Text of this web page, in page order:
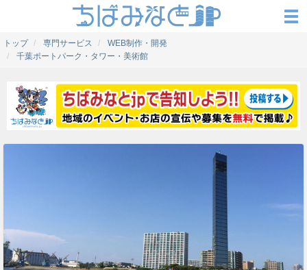
トップ 専門サービス
WEB制作・開発
千葉ポートパーク・タワー・美術館